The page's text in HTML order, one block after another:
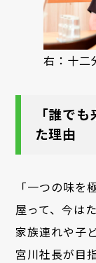
右：十二
「誰で
た理由
「一つの味を
屋って、今は
家族連れや子
宮川社長が目